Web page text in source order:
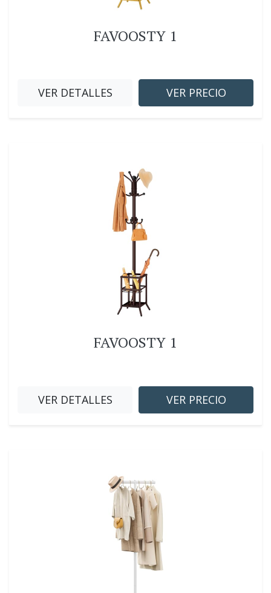
FAVOOSTY 1
VER DETALLES VER PRECIO
FAVOOSTY 1
VER DETALLES VER PRECIO